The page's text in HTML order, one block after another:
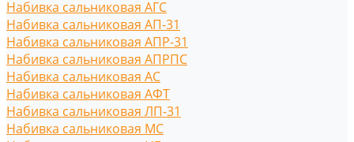
Набивка сальниковая АГС
Набивка сальниковая АП-31
Набивка сальниковая АПР-31
Набивка сальниковая АПРПС
Набивка сальниковая АС
Набивка сальниковая АФТ
Набивка сальниковая ЛП-31
Набивка сальниковая МС